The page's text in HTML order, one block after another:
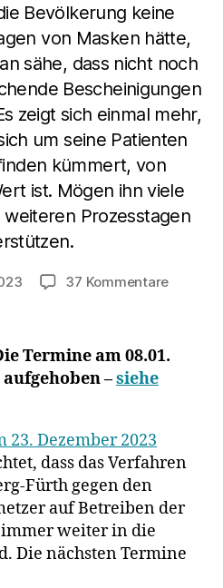
Bevölkerung keine
von Masken hätte,
sähe, dass nicht noch
Bescheinigungen
zeigt sich einmal mehr,
um seine Patienten
kümmert, von
ist. Mögen ihn viele
Prozesstagen
37 Kommentarezu
Dr.
als
des
Termine am 08.01.
–siehe
Dezember 2023
dass das Verfahren
Fürth gegen den
auf Betreiben der
weiter in die
Die nächsten Termine